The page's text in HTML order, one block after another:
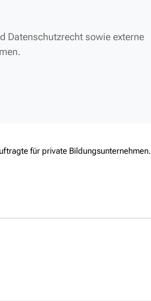
Datenschutzrecht sowie externe
für private Bildungsunternehmen.